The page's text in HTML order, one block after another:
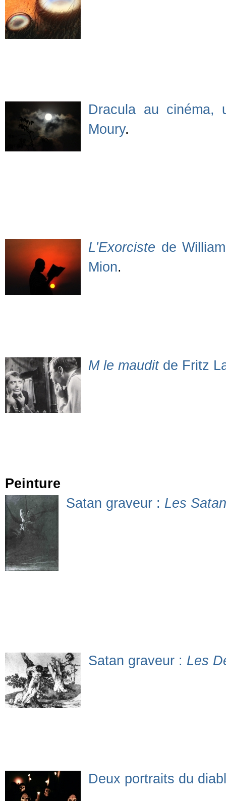
Dracula au cinéma,
Moury.
L’Exorciste de
Mion.
M le mauditde Fritz
Peinture
Satan graveur : Les
Satan graveur : Les
Deux portraits du